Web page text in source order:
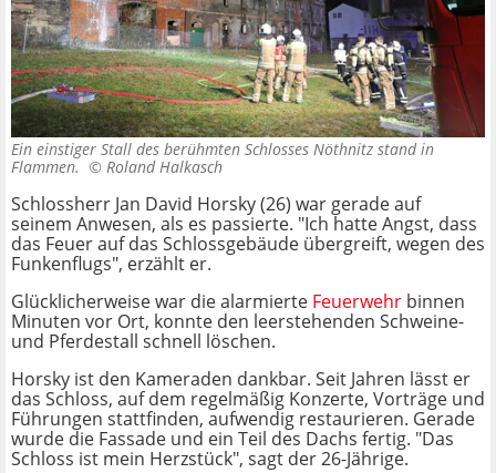
Ein einstiger Stall des berühmten Schlosses Nöthnitz stand in
Flammen. © Roland Halkasch
Schlossherr Jan David Horsky (26) war gerade auf
seinem Anwesen, als es passierte. "Ich hatte Angst, dass
das Feuer auf das Schlossgebäude übergreift, wegen des
Funkenflugs", erzählt er.
Glücklicherweise war die alarmierte Feuerwehr binnen
Minuten vor Ort, konnte den leerstehenden Schweine-
und Pferdestall schnell löschen.
Horsky ist den Kameraden dankbar. Seit Jahren lässt er
das Schloss, auf dem regelmäßig Konzerte, Vorträge und
Führungen stattfinden, aufwendig restaurieren. Gerade
wurde die Fassade und ein Teil des Dachs fertig. "Das
Schloss ist mein Herzstück", sagt der 26-Jährige.